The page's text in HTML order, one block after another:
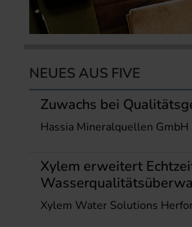
NEUES AUS FIVE
Zuwachs bei
Hassia Mineralquellen GmbH
Xylem erweitert
Xylem Water Solutions